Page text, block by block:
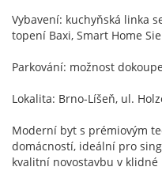
Vybavení: kuchyňská linka
topení Baxi, Smart Home
Parkování: možnost
Lokalita: Brno-Líšeň, ul.
Moderní byt s prémiovým
domácností, ideální pro
kvalitní novostavbu v klidné